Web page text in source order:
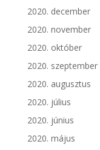
2020. december
2020. november
2020. október
2020. szeptember
2020. augusztus
2020. július
2020. június
2020. május